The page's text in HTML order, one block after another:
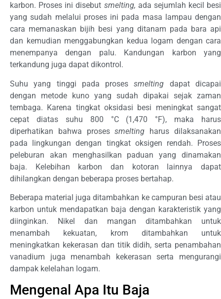
karbon. Proses ini disebut smelting, ada sejumlah kecil besi
yang sudah melalui proses ini pada masa lampau dengan
cara memanaskan bijih besi yang ditanam pada bara api
dan kemudian menggabungkan kedua logam dengan cara
menempanya dengan palu. Kandungan karbon yang
terkandung juga dapat dikontrol.
Suhu yang tinggi pada prosessmelting dapat dicapai
dengan metode kuno yang sudah dipakai sejak zaman
tembaga. Karena tingkat oksidasi besi meningkat sangat
cepat diatas suhu 800 °C (1,470 °F), maka harus
diperhatikan bahwa prosessmelting harus dilaksanakan
pada lingkungan dengan tingkat oksigen rendah. Proses
peleburan akan menghasilkan paduan yang dinamakan
baja. Kelebihan karbon dan kotoran lainnya dapat
dihilangkan dengan beberapa proses bertahap.
Beberapa material juga ditambahkan ke campuran besi atau
karbon untuk mendapatkan baja dengan karakteristik yang
diinginkan. Nikel dan mangan ditambahkan untuk
menambah kekuatan, krom ditambahkan untuk
meningkatkan kekerasan dan titik didih, serta penambahan
vanadium juga menambah kekerasan serta mengurangi
dampak kelelahan logam.
Mengenal Apa Itu Baja